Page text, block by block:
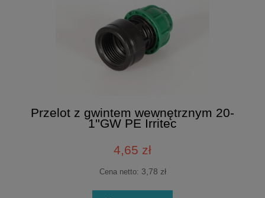
Przelot z gwintem wewnętrznym 20-
1''GW PE Irritec
4,65 zł
Cena netto: 3,78 zł